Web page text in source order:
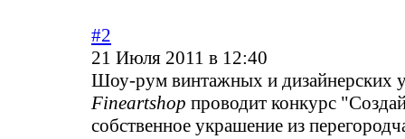
#2
21 Июля 2011 в 12:40
Шоу-рум винтажных и дизайнерских
Fineartshop проводит конкурс
собственное украшение из